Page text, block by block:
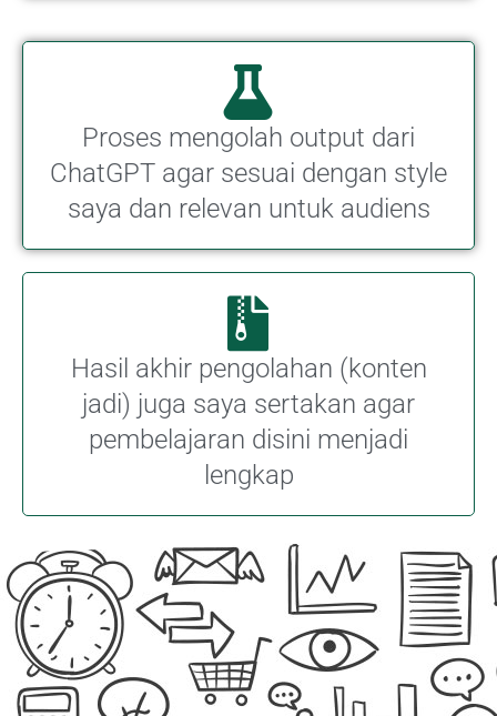
Proses mengolah output dari
ChatGPT agar sesuai dengan style
saya dan relevan untuk audiens
Hasil akhir pengolahan (konten
jadi) juga saya sertakan agar
pembelajaran disini menjadi
lengkap